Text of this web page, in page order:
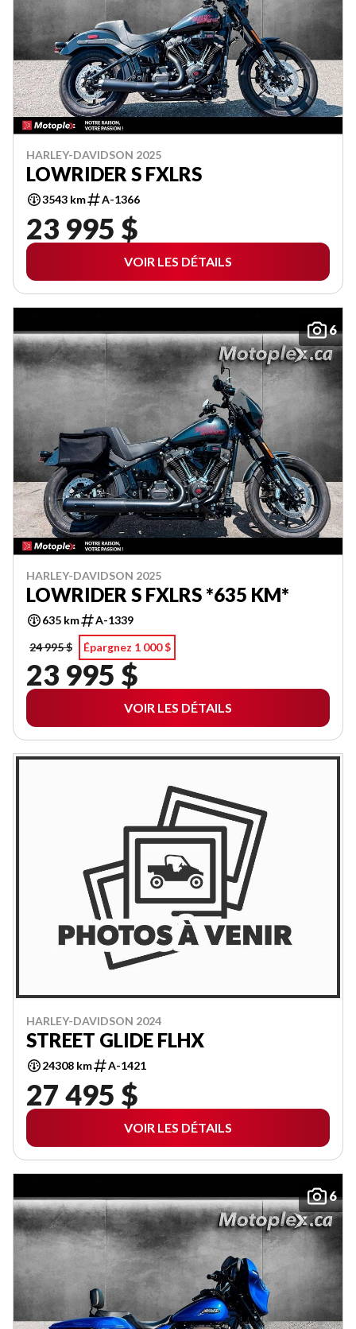
HARLEY-DAVIDSON 2025
LOWRIDER S FXLRS
3543 km A-1366
23 995 $
VOIR LES DÉTAILS
6
HARLEY-DAVIDSON 2025
LOWRIDER S FXLRS *635 KM*
635 km
A-1339
24 995 $
Épargnez 1 000 $
23 995 $
VOIR LES DÉTAILS
HARLEY-DAVIDSON 2024
STREET GLIDE FLHX
24308 km A-1421
27 495 $
VOIR LES DÉTAILS
6